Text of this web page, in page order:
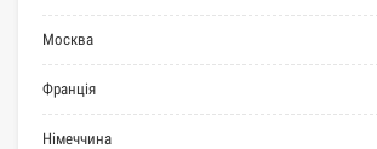
Москва
Франція
Німеччина